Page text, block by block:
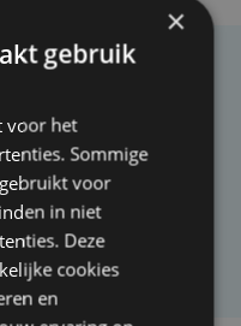
opgemerkt in dit
×
gebruik
voor het
Sommige
voor
in niet
Deze
cookies
en